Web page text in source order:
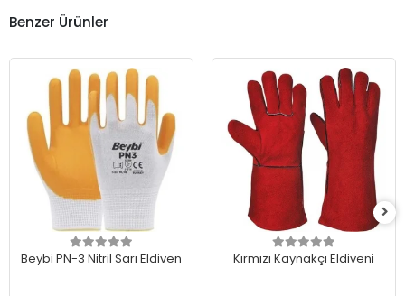
Benzer Ürünler
Beybi PN-3 Nitril Sarı Eldiven Kırmızı Kaynakçı Eldiveni